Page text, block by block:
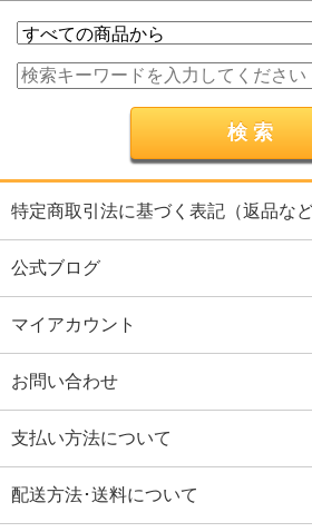
特定商取引法に基づく表記（返品など
公式ブログ
マイアカウント
お問い合わせ
支払い方法について
配送方法･送料について